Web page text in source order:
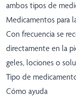
ambos tipos de
Medicamentos para
Con frecuencia se
directamente en la
geles, lociones o
Tipo de
Cómo ayuda